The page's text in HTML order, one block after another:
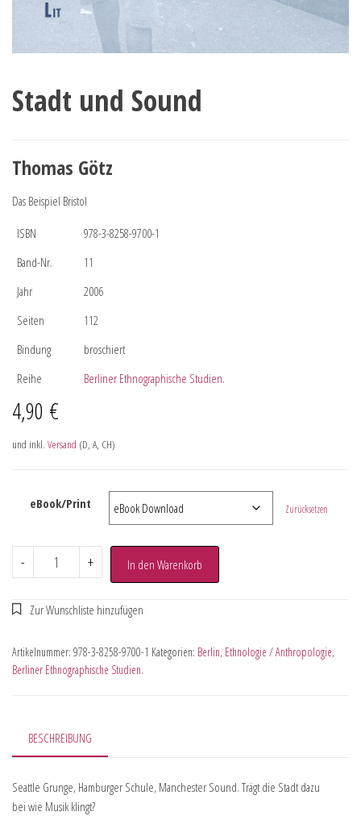
Stadt und Sound
Thomas Götz
Das Beispiel Bristol
ISBN
978-3-8258-9700-1
Band-Nr.
11
Jahr
2006
Seiten
112
Bindung
broschiert
Reihe
Berliner Ethnographische Studien.
4,90 €
und inkl. Versand (D, A, CH)
eBook/Print Zurücksetzen
- + In den Warenkorb
Artikelnummer: 978-3-8258-9700-1 Kategorien: Berlin, Ethnologie / Anthropologie,
Berliner Ethnographische Studien.
BESCHREIBUNG
Seattle Grunge, Hamburger Schule, Manchester Sound. Trägt die Stadt dazu
bei wie Musik klingt?